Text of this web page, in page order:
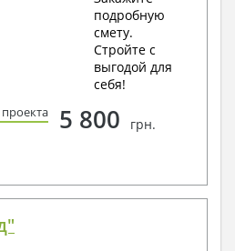
подробную
смету.
Стройте с
выгодой для
себя!
5 800 грн.